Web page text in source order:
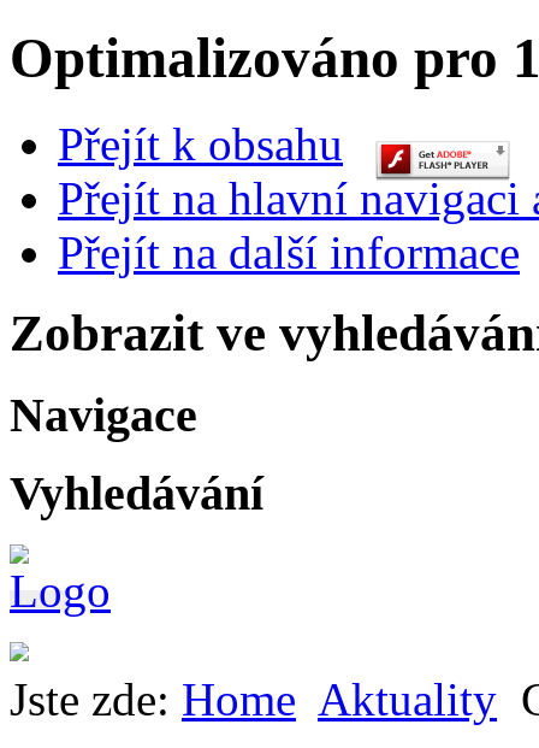
Optimalizováno pro
Přejít k obsahu
Přejít na hlavní navigaci
Přejít na další informace
Zobrazit ve
Navigace
Vyhledávání
Jste zde: Home Aktuality